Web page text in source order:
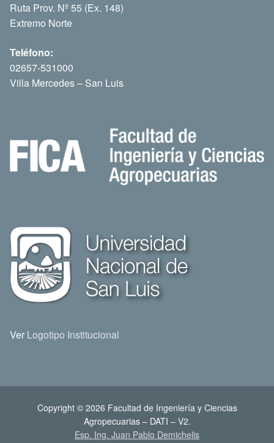
Ruta Prov. Nº 55 (Ex. 148)
Extremo Norte
Teléfono:
02657-531000
Villa Mercedes – San Luis
Ver Logotipo Institucional
Copyright © 2026 Facultad de Ingeniería y Ciencias
Agropecuarias – DATI – V2.
Esp. Ing. Juan Pablo Demichelis